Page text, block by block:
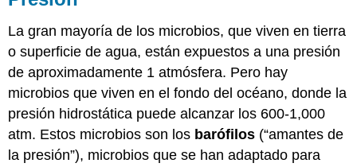
La gran mayoría de los microbios, que viven en tierra
o superficie de agua, están expuestos a una presión
de aproximadamente 1 atmósfera. Pero hay
microbios que viven en el fondo del océano, donde la
presión hidrostática puede alcanzar los 600-1,000
atm. Estos microbios son los barófilos (“amantes de
la presión”), microbios que se han adaptado para